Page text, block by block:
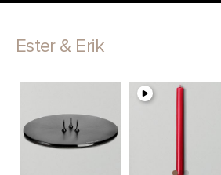
Ester & Erik